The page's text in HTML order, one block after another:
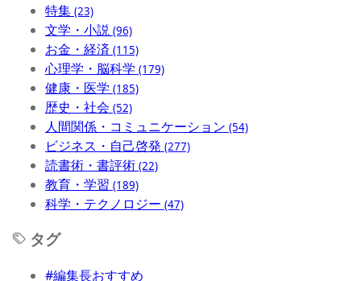
特集 (23)
文学・小説 (96)
お金・経済 (115)
心理学・脳科学 (179)
健康・医学 (185)
歴史・社会 (52)
人間関係・コミュニケーション (54)
ビジネス・自己啓発 (277)
読書術・書評術 (22)
教育・学習 (189)
科学・テクノロジー (47)
タグ
#編集長おすすめ